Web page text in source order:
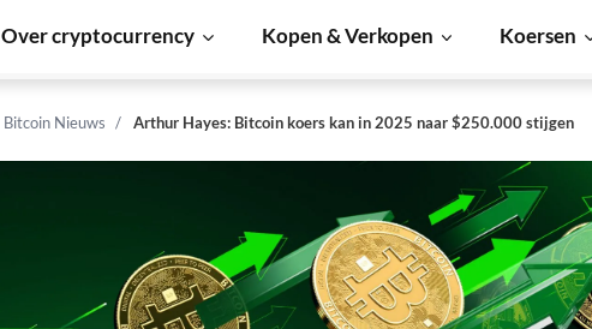
Over cryptocurrency Kopen & Verkopen Koersen
Bitcoin Nieuws Arthur Hayes: Bitcoin koers kan in 2025 naar $250.000 stijgen